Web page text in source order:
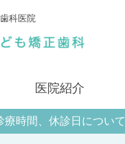
科医院
医院紹介
療時間、休診日について